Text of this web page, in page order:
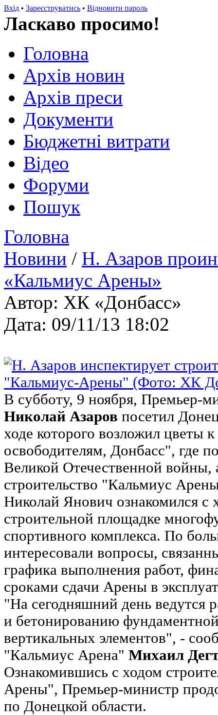
Вхід • Зареєструватись • Відновити пароль
Ласкаво просимо!
Головна
Архів новин
Архів преси
Документи
Бюджетні витрати
Відео
Форуми
Пошук
Головна
Новини / Н. Азаров
«Кальмиус Арены»
Автор: ХК «Донбасс»
Дата: 09/11/13 18:02
В субботу, 9 ноября, Премьер-
Николай Азаров посетил
ходе которого возложил цветы
освободителям, Донбасс", где
Великой Отечественной войны,
строительство "Кальмиус
Николай Янович ознакомился с
строительной площадке
спортивного комплекса. По
интересовали вопросы,
графика выполнения работ,
сроками сдачи Арены в
"На сегодняшний день ведутся
и бетонированию
вертикальных элементов", -
"Кальмиус Арена" Михаил
Ознакомившись с ходом
Арены", Премьер-министр
по Донецкой области.